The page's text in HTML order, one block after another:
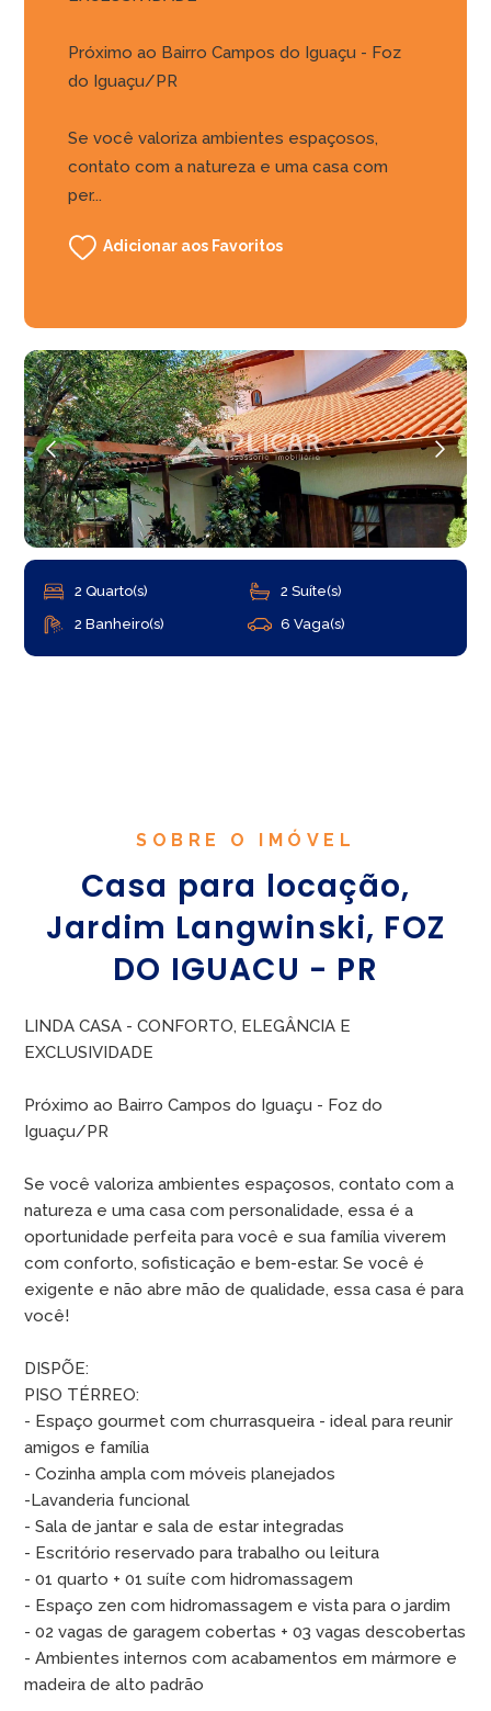
Próximo ao Bairro Campos do Iguaçu - Foz
do Iguaçu/PR
Se você valoriza ambientes espaçosos,
contato com a natureza e uma casa com
per...
Adicionar aos Favoritos
2 Quarto(s)
2 Suíte(s)
2 Banheiro(s)
6 Vaga(s)
SOBRE O IMÓVEL
Casa para locação,
Jardim Langwinski, FOZ
DO IGUACU - PR
LINDA CASA - CONFORTO, ELEGÂNCIA E
EXCLUSIVIDADE
Próximo ao Bairro Campos do Iguaçu - Foz do
Iguaçu/PR
Se você valoriza ambientes espaçosos, contato com a
natureza e uma casa com personalidade, essa é a
oportunidade perfeita para você e sua família viverem
com conforto, sofisticação e bem-estar. Se você é
exigente e não abre mão de qualidade, essa casa é para
você!
DISPÕE:
PISO TÉRREO:
- Espaço gourmet com churrasqueira - ideal para reunir
amigos e família
- Cozinha ampla com móveis planejados
-Lavanderia funcional
- Sala de jantar e sala de estar integradas
- Escritório reservado para trabalho ou leitura
- 01 quarto + 01 suíte com hidromassagem
- Espaço zen com hidromassagem e vista para o jardim
- 02 vagas de garagem cobertas + 03 vagas descobertas
- Ambientes internos com acabamentos em mármore e
madeira de alto padrão